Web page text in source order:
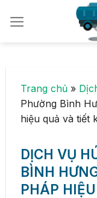
Trang chủ »
Phường Bình
hiệu quả và tiết
DỊCH VỤ
BÌNH
PHÁP